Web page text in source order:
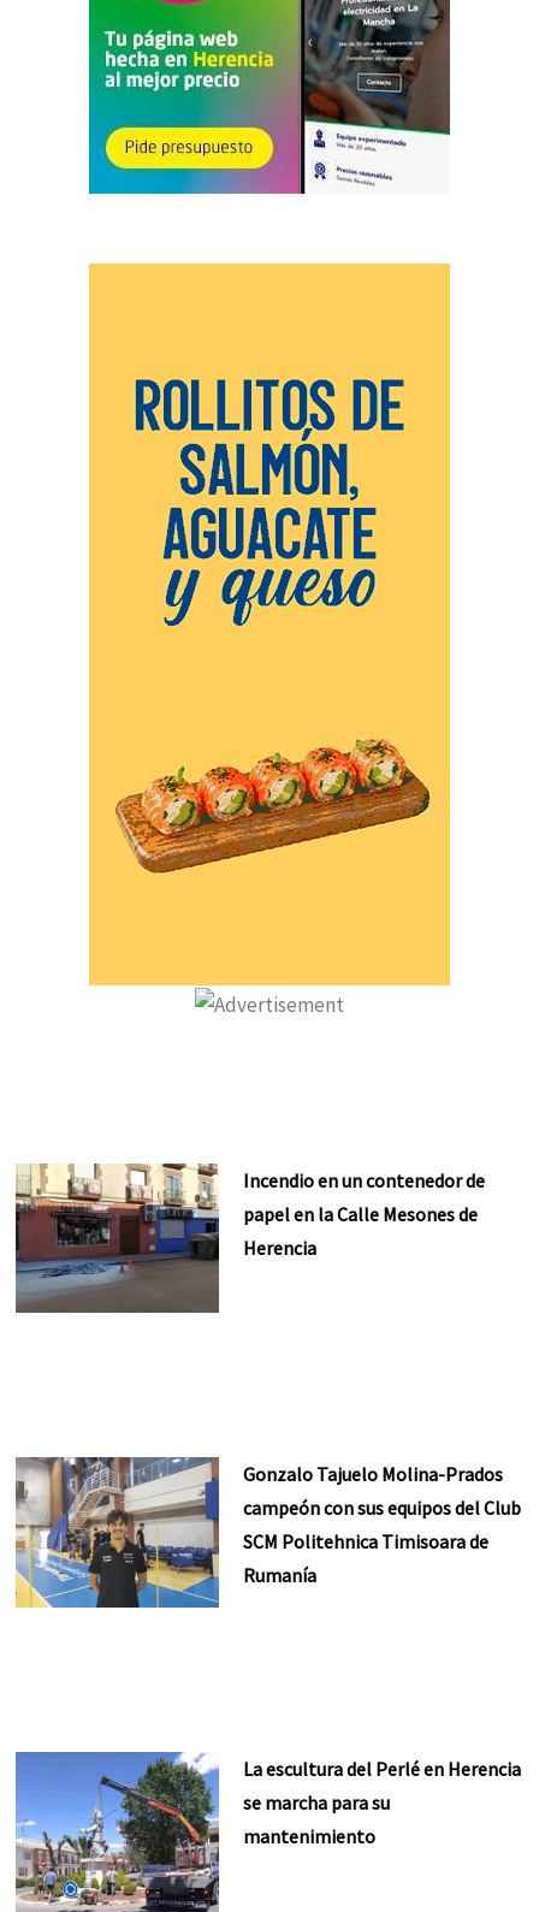
Incendio en un contenedor de
papel en la Calle Mesones de
Herencia
Gonzalo Tajuelo Molina-Prados
campeón con sus equipos del Club
SCM Politehnica Timisoara de
Rumanía
La escultura del Perlé en Herencia
se marcha para su
mantenimiento